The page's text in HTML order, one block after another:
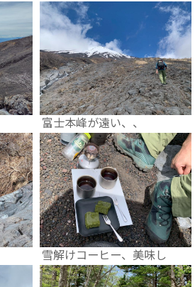
富士本峰が遠い、、
雪解けコーヒー、美味し